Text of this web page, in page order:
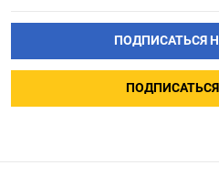
ПОДПИСАТЬСЯ
ПОДПИСАТЬСЯ